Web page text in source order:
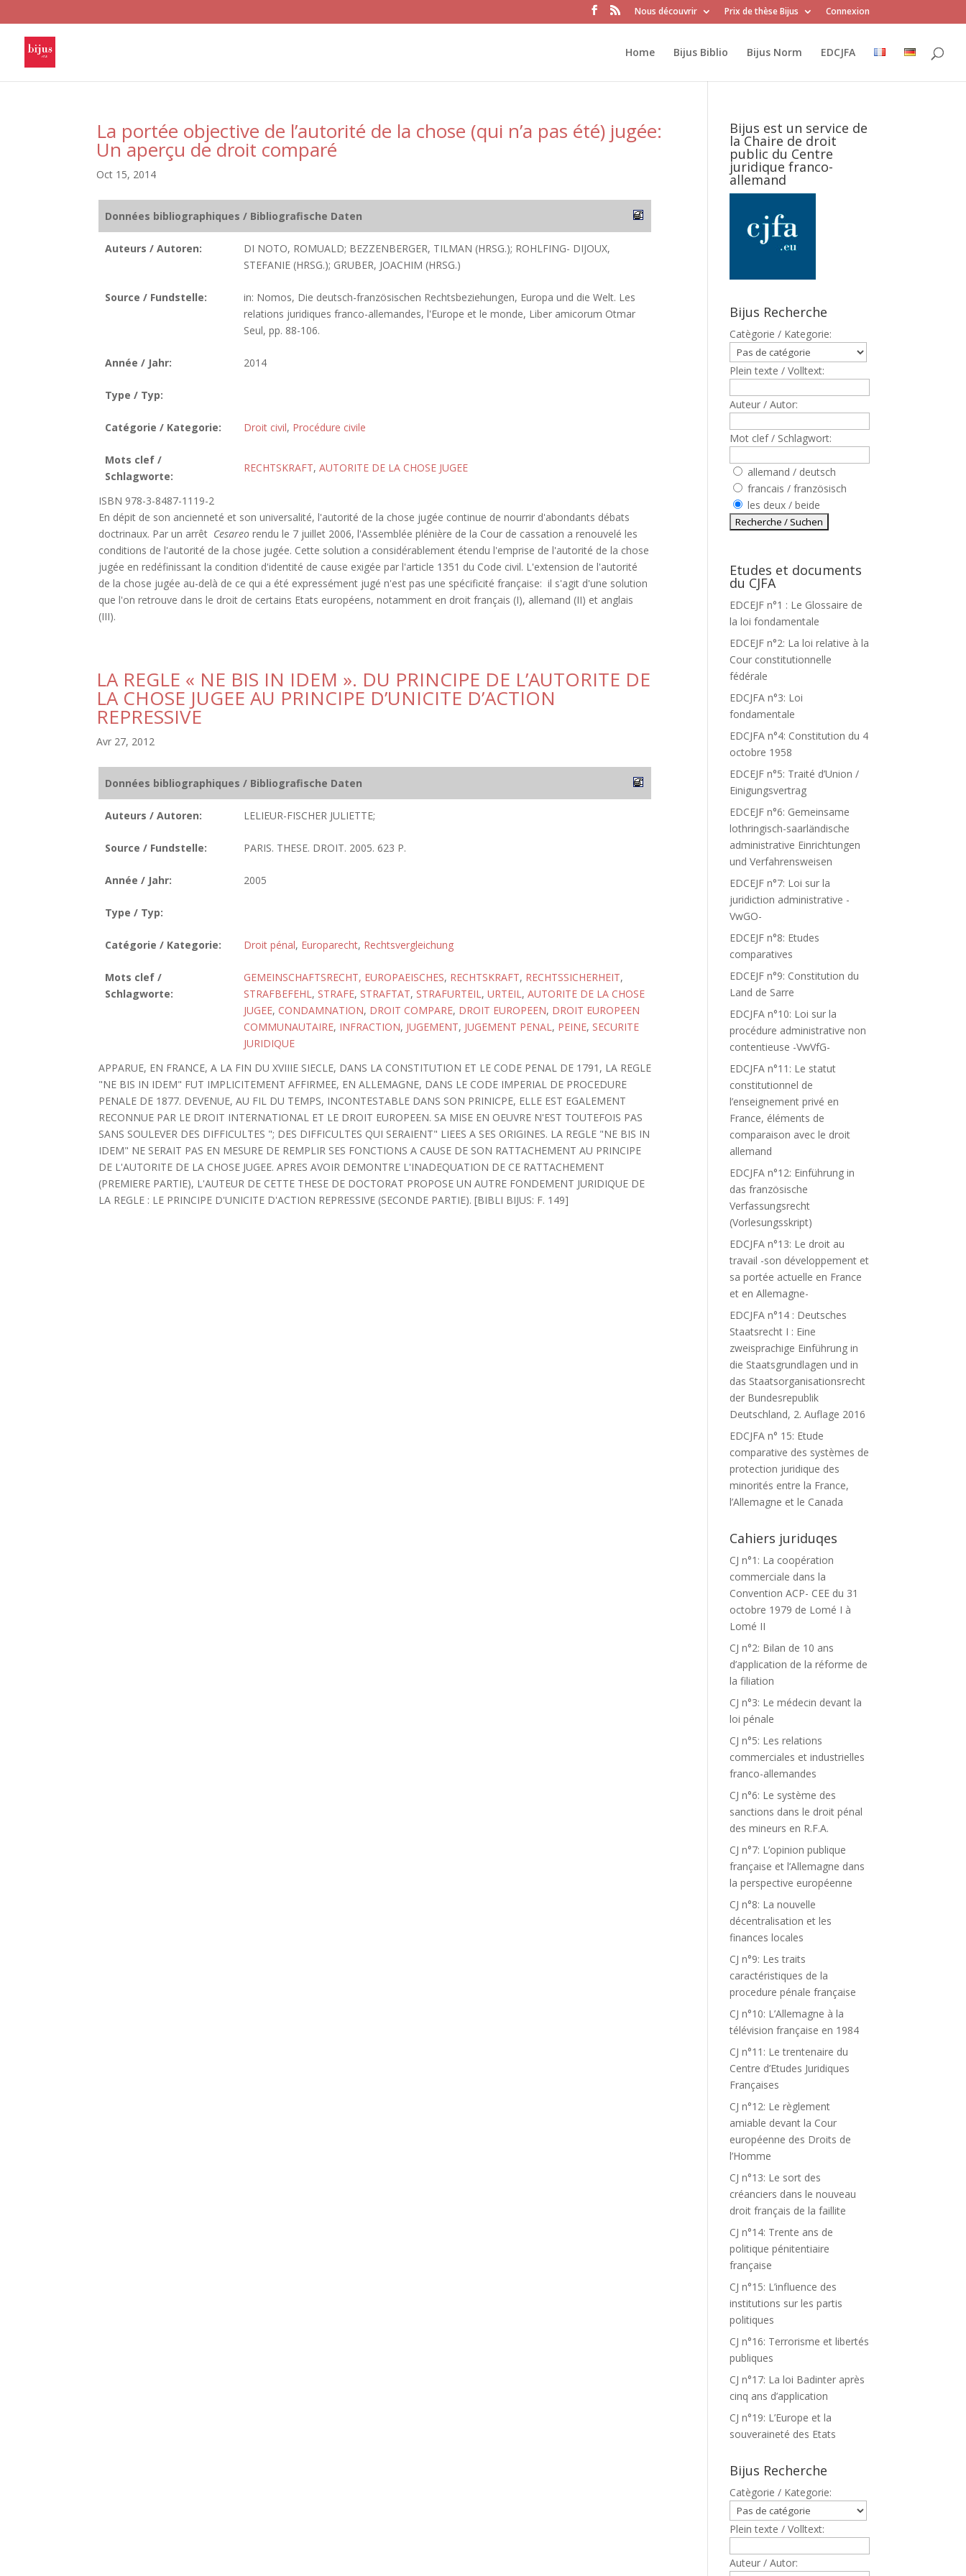
Nous découvrir Prix de thèse Bijus Connexion
Home Bijus Biblio Bijus Norm EDCJFA
La portée objective de l’autorité de la chose (qui n’a pas été) jugée:
Un aperçu de droit comparé
Oct 15, 2014
Données bibliographiques / Bibliografische Daten
Auteurs / Autoren:
DI NOTO, ROMUALD; BEZZENBERGER, TILMAN (HRSG.); ROHLFING- DIJOUX,
STEFANIE (HRSG.); GRUBER, JOACHIM (HRSG.)
Source / Fundstelle:
in: Nomos, Die deutsch-französischen Rechtsbeziehungen, Europa und die Welt. Les
relations juridiques franco-allemandes, l'Europe et le monde, Liber amicorum Otmar
Seul, pp. 88-106.
Année / Jahr: 2014
Type / Typ:
Catégorie / Kategorie: Droit civil, Procédure civile
Mots clef /
Schlagworte:
RECHTSKRAFT, AUTORITE DE LA CHOSE JUGEE
ISBN 978-3-8487-1119-2
En dépit de son ancienneté et son universalité, l'autorité de la chose jugée continue de nourrir d'abondants débats
doctrinaux. Par un arrêt Cesareorendu le 7 juillet 2006, l'Assemblée plénière de la Cour de cassation a renouvelé les
conditions de l'autorité de la chose jugée. Cette solution a considérablement étendu l'emprise de l'autorité de la chose
jugée en redéfinissant la condition d'identité de cause exigée par l'article 1351 du Code civil. L'extension de l'autorité
de la chose jugée au-delà de ce qui a été expressément jugé n'est pas une spécificité française: il s'agit d'une solution
que l'on retrouve dans le droit de certains Etats européens, notamment en droit français (I), allemand (II) et anglais
(III).
LA REGLE « NE BIS IN IDEM ». DU PRINCIPE DE L’AUTORITE DE
LA CHOSE JUGEE AU PRINCIPE D’UNICITE D’ACTION
REPRESSIVE
Avr 27, 2012
Données bibliographiques / Bibliografische Daten
Auteurs / Autoren: LELIEUR-FISCHER JULIETTE;
Source / Fundstelle: PARIS. THESE. DROIT. 2005. 623 P.
Année / Jahr: 2005
Type / Typ:
Catégorie / Kategorie: Droit pénal, Europarecht, Rechtsvergleichung
Mots clef /
Schlagworte:
GEMEINSCHAFTSRECHT, EUROPAEISCHES, RECHTSKRAFT, RECHTSSICHERHEIT,
STRAFBEFEHL, STRAFE, STRAFTAT, STRAFURTEIL, URTEIL, AUTORITE DE LA CHOSE
JUGEE, CONDAMNATION, DROIT COMPARE, DROIT EUROPEEN, DROIT EUROPEEN
COMMUNAUTAIRE, INFRACTION, JUGEMENT, JUGEMENT PENAL, PEINE, SECURITE
JURIDIQUE
APPARUE, EN FRANCE, A LA FIN DU XVIIIE SIECLE, DANS LA CONSTITUTION ET LE CODE PENAL DE 1791, LA REGLE
"NE BIS IN IDEM" FUT IMPLICITEMENT AFFIRMEE, EN ALLEMAGNE, DANS LE CODE IMPERIAL DE PROCEDURE
PENALE DE 1877. DEVENUE, AU FIL DU TEMPS, INCONTESTABLE DANS SON PRINICPE, ELLE EST EGALEMENT
RECONNUE PAR LE DROIT INTERNATIONAL ET LE DROIT EUROPEEN. SA MISE EN OEUVRE N'EST TOUTEFOIS PAS
SANS SOULEVER DES DIFFICULTES "; DES DIFFICULTES QUI SERAIENT" LIEES A SES ORIGINES. LA REGLE "NE BIS IN
IDEM" NE SERAIT PAS EN MESURE DE REMPLIR SES FONCTIONS A CAUSE DE SON RATTACHEMENT AU PRINCIPE
DE L'AUTORITE DE LA CHOSE JUGEE. APRES AVOIR DEMONTRE L'INADEQUATION DE CE RATTACHEMENT
(PREMIERE PARTIE), L'AUTEUR DE CETTE THESE DE DOCTORAT PROPOSE UN AUTRE FONDEMENT JURIDIQUE DE
LA REGLE : LE PRINCIPE D'UNICITE D'ACTION REPRESSIVE (SECONDE PARTIE). [BIBLI BIJUS: F. 149]
Bijus est un service de
la Chaire de droit
public du Centre
juridique franco-
allemand
Bijus Recherche
Catègorie / Kategorie:
Plein texte / Volltext:
Auteur / Autor:
Mot clef / Schlagwort:
allemand / deutsch
francais / französisch
les deux / beide
Etudes et documents
du CJFA
EDCEJF n°1 : Le Glossaire de
la loi fondamentale
EDCEJF n°2: La loi relative à la
Cour constitutionnelle
fédérale
EDCJFA n°3: Loi
fondamentale
EDCJFA n°4: Constitution du 4
octobre 1958
EDCEJF n°5: Traité d’Union /
Einigungsvertrag
EDCEJF n°6: Gemeinsame
lothringisch-saarländische
administrative Einrichtungen
und Verfahrensweisen
EDCEJF n°7: Loi sur la
juridiction administrative -
VwGO-
EDCEJF n°8: Etudes
comparatives
EDCEJF n°9: Constitution du
Land de Sarre
EDCJFA n°10: Loi sur la
procédure administrative non
contentieuse -VwVfG-
EDCJFA n°11: Le statut
constitutionnel de
l’enseignement privé en
France, éléments de
comparaison avec le droit
allemand
EDCJFA n°12: Einführung in
das französische
Verfassungsrecht
(Vorlesungsskript)
EDCJFA n°13: Le droit au
travail -son développement et
sa portée actuelle en France
et en Allemagne-
EDCJFA n°14 : Deutsches
Staatsrecht I : Eine
zweisprachige Einführung in
die Staatsgrundlagen und in
das Staatsorganisationsrecht
der Bundesrepublik
Deutschland, 2. Auflage 2016
EDCJFA n° 15: Etude
comparative des systèmes de
protection juridique des
minorités entre la France,
l’Allemagne et le Canada
Cahiers juriduqes
CJ n°1: La coopération
commerciale dans la
Convention ACP- CEE du 31
octobre 1979 de Lomé I à
Lomé II
CJ n°2: Bilan de 10 ans
d’application de la réforme de
la filiation
CJ n°3: Le médecin devant la
loi pénale
CJ n°5: Les relations
commerciales et industrielles
franco-allemandes
CJ n°6: Le système des
sanctions dans le droit pénal
des mineurs en R.F.A.
CJ n°7: L’opinion publique
française et l’Allemagne dans
la perspective européenne
CJ n°8: La nouvelle
décentralisation et les
finances locales
CJ n°9: Les traits
caractéristiques de la
procedure pénale française
CJ n°10: L’Allemagne à la
télévision française en 1984
CJ n°11: Le trentenaire du
Centre d’Etudes Juridiques
Françaises
CJ n°12: Le règlement
amiable devant la Cour
européenne des Droits de
l’Homme
CJ n°13: Le sort des
créanciers dans le nouveau
droit français de la faillite
CJ n°14: Trente ans de
politique pénitentiaire
française
CJ n°15: L’influence des
institutions sur les partis
politiques
CJ n°16: Terrorisme et libertés
publiques
CJ n°17: La loi Badinter après
cinq ans d’application
CJ n°19: L’Europe et la
souveraineté des Etats
Bijus Recherche
Catègorie / Kategorie:
Plein texte / Volltext:
Auteur / Autor: